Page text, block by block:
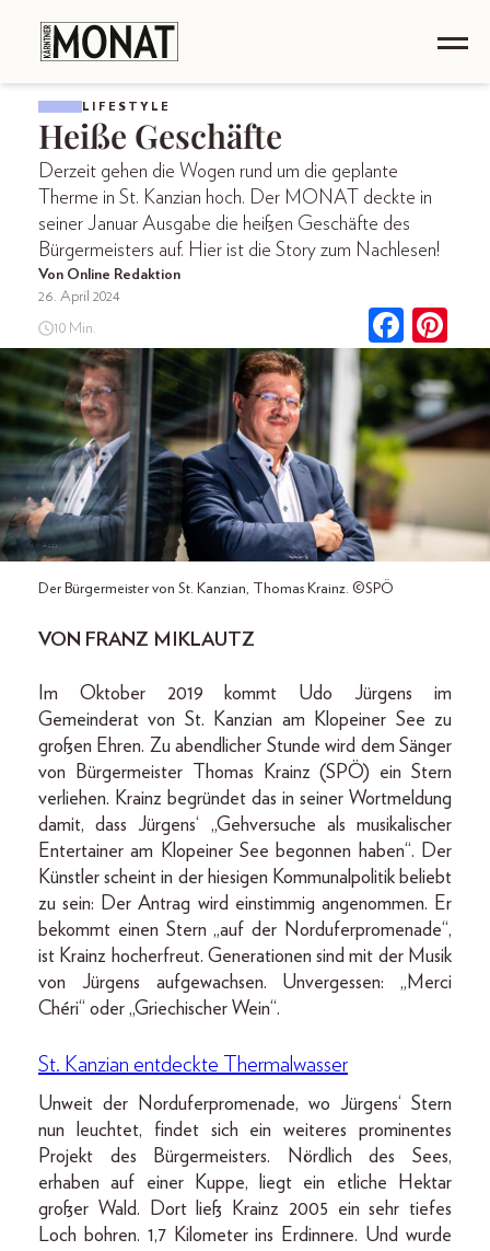
LIFESTYLE
Heiße Geschäfte
Derzeit gehen die Wogen rund um die geplante
Therme in St. Kanzian hoch. Der MONAT deckte in
seiner Januar Ausgabe die heißen Geschäfte des
Bürgermeisters auf. Hier ist die Story zum Nachlesen!
Von Online Redaktion
26. April 2024
10 Min.
Der Bürgermeister von St. Kanzian, Thomas Krainz. ©SPÖ
VON FRANZ MIKLAUTZ
Im Oktober 2019 kommt Udo Jürgens im
Gemeinderat von St. Kanzian am Klopeiner See zu
großen Ehren. Zu abendlicher Stunde wird dem Sänger
von Bürgermeister Thomas Krainz (SPÖ) ein Stern
verliehen. Krainz begründet das in seiner Wortmeldung
damit, dass Jürgens‘ „Gehversuche als musikalischer
Entertainer am Klopeiner See begonnen haben“. Der
Künstler scheint in der hiesigen Kommunalpolitik beliebt
zu sein: Der Antrag wird einstimmig angenommen. Er
bekommt einen Stern „auf der Norduferpromenade“,
ist Krainz hocherfreut. Generationen sind mit der Musik
von Jürgens aufgewachsen. Unvergessen: „Merci
Chéri“ oder „Griechischer Wein“.
St. Kanzian entdeckte Thermalwasser
Unweit der Norduferpromenade, wo Jürgens‘ Stern
nun leuchtet, findet sich ein weiteres prominentes
Projekt des Bürgermeisters. Nördlich des Sees,
erhaben auf einer Kuppe, liegt ein etliche Hektar
großer Wald. Dort ließ Krainz 2005 ein sehr tiefes
Loch bohren. 1,7 Kilometer ins Erdinnere. Und wurde